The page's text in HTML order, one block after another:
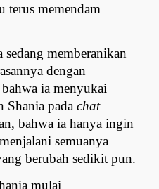
terus memendam
sedang memberanikan
dengan
ia menyukai
Shania pada
chat
bahwa ia hanya ingin
semuanya
berubah sedikit pun.
mulai